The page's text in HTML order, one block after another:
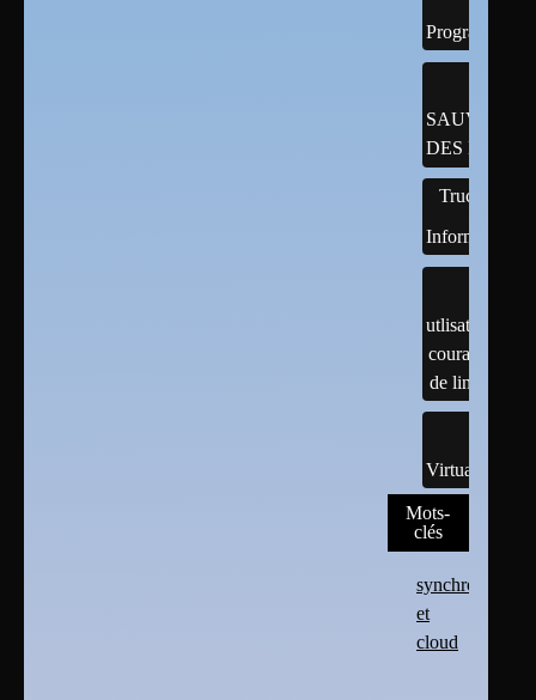
DES
Trucs
Informatiques
utlisation
courante
de linux
Virtualisation
Mots-
clés
synchronisation
et
cloud